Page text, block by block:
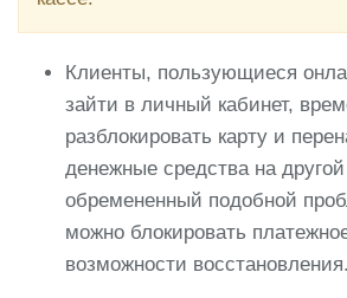
Клиенты, пользующиеся
зайти в личный кабинет,
разблокировать карту и
денежные средства на
обремененный подобной
можно блокировать
возможности восстановления.